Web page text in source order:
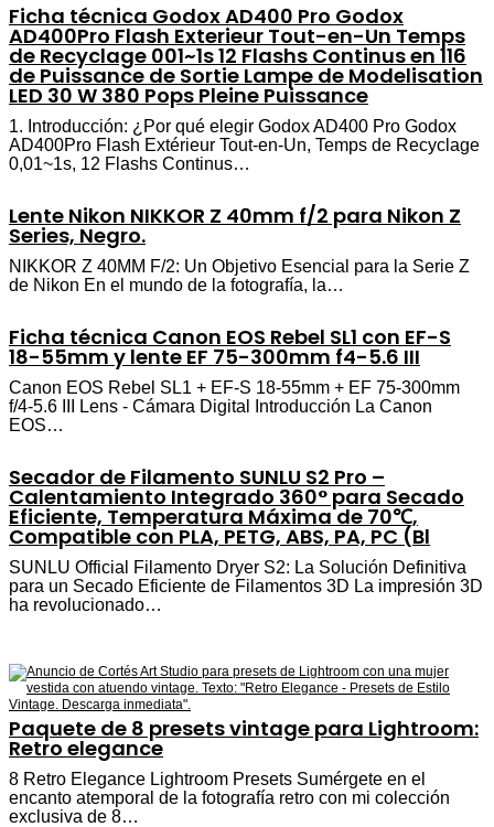
Ficha técnica Godox AD400 Pro Godox
AD400Pro Flash Exterieur Tout-en-Un Temps
de Recyclage 001~1s 12 Flashs Continus en 116
de Puissance de Sortie Lampe de Modelisation
LED 30 W 380 Pops Pleine Puissance
1. Introducción: ¿Por qué elegir Godox AD400 Pro Godox
AD400Pro Flash Extérieur Tout-en-Un, Temps de Recyclage
0,01~1s, 12 Flashs Continus…
Lente Nikon NIKKOR Z 40mm f/2 para Nikon Z
Series, Negro.
NIKKOR Z 40MM F/2: Un Objetivo Esencial para la Serie Z
de Nikon En el mundo de la fotografía, la…
Ficha técnica Canon EOS Rebel SL1 con EF-S
18-55mm y lente EF 75-300mm f4-5.6 III
Canon EOS Rebel SL1 + EF-S 18-55mm + EF 75-300mm
f/4-5.6 III Lens - Cámara Digital Introducción La Canon
EOS…
Secador de Filamento SUNLU S2 Pro –
Calentamiento Integrado 360° para Secado
Eficiente, Temperatura Máxima de 70℃,
Compatible con PLA, PETG, ABS, PA, PC (Bl
SUNLU Official Filamento Dryer S2: La Solución Definitiva
para un Secado Eficiente de Filamentos 3D La impresión 3D
ha revolucionado…
Paquete de 8 presets vintage para Lightroom:
Retro elegance
8 Retro Elegance Lightroom Presets Sumérgete en el
encanto atemporal de la fotografía retro con mi colección
exclusiva de 8…